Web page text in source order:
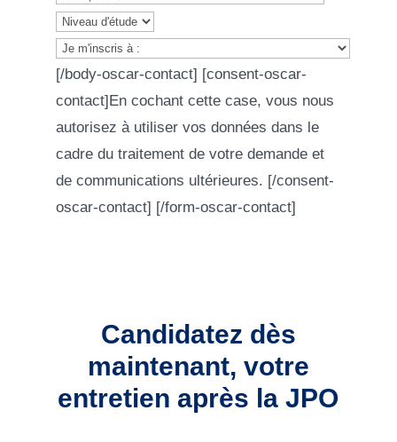
[/body-oscar-contact] [consent-oscar-
contact]En cochant cette case, vous nous
autorisez à utiliser vos données dans le
cadre du traitement de votre demande et
de communications ultérieures. [/consent-
oscar-contact] [/form-oscar-contact]
Candidatez dès
maintenant, votre
entretien après la JPO